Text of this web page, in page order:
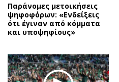
Παράνομες μετοικήσεις
ψηφοφόρων: «Ενδείξεις
ότι έγιναν από κόμματα
και υποψηφίους»